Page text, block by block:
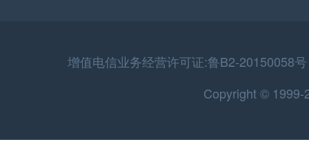
增值电信业务经营许可证:鲁B2-
Copyright © 1999-